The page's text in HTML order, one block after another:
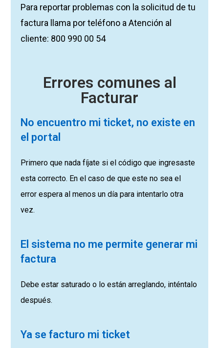
Para reportar problemas con la solicitud de tu
factura llama por teléfono a Atención al
cliente: 800 990 00 54
Errores comunes al
Facturar
No encuentro mi ticket, no existe en
el portal
Primero que nada fíjate si el código que ingresaste
esta correcto. En el caso de que este no sea el
error espera al menos un día para intentarlo otra
vez.
El sistema no me permite generar mi
factura
Debe estar saturado o lo están arreglando, inténtalo
después.
Ya se facturo mi ticket